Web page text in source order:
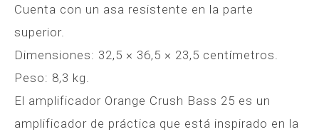
Cuenta con un asa resistente en la parte
superior.
Dimensiones: 32,5 × 36,5 × 23,5 centímetros.
Peso: 8,3 kg.
El amplificador Orange Crush Bass 25 es un
amplificador de práctica que está inspirado en la